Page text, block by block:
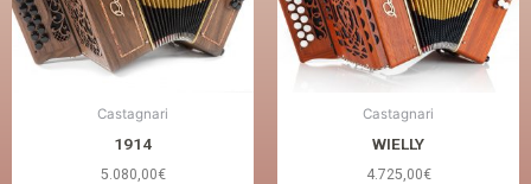
Castagnari
1914
5.080,00€
Castagnari
WIELLY
4.725,00€